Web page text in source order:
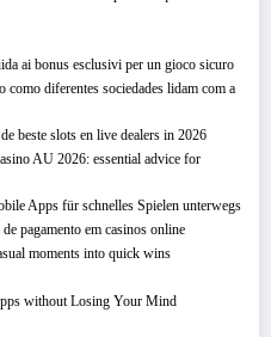
ai bonus esclusivi per un gioco sicuro
como diferentes sociedades lidam com a
beste slots en live dealers in 2026
AU 2026: essential advice for
Apps für schnelles Spielen unterwegs
pagamento em casinos online
moments into quick wins
without Losing Your Mind